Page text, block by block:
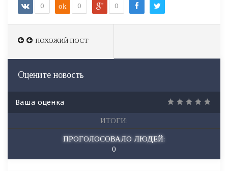
0 ok 0 0
ПОХОЖИЙ ПОСТ
ПОХОЖИЙ ПОСТ
Оцените новость
Ваша оценка
ИТОГИ:
ПРОГОЛОСОВАЛО ЛЮДЕЙ:
0